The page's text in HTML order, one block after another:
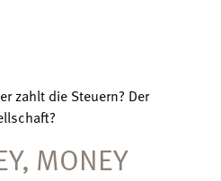
zahlt die Steuern? Der
MONEY